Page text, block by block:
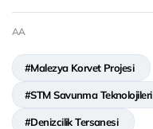
AA
#Malezya Korvet Projesi
#STM Savunma Teknolojileri
#Denizcilik Tersanesi